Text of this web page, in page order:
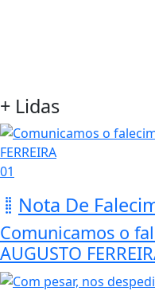
+ Lidas
01
Nota De
Comunicamos o
AUGUSTO